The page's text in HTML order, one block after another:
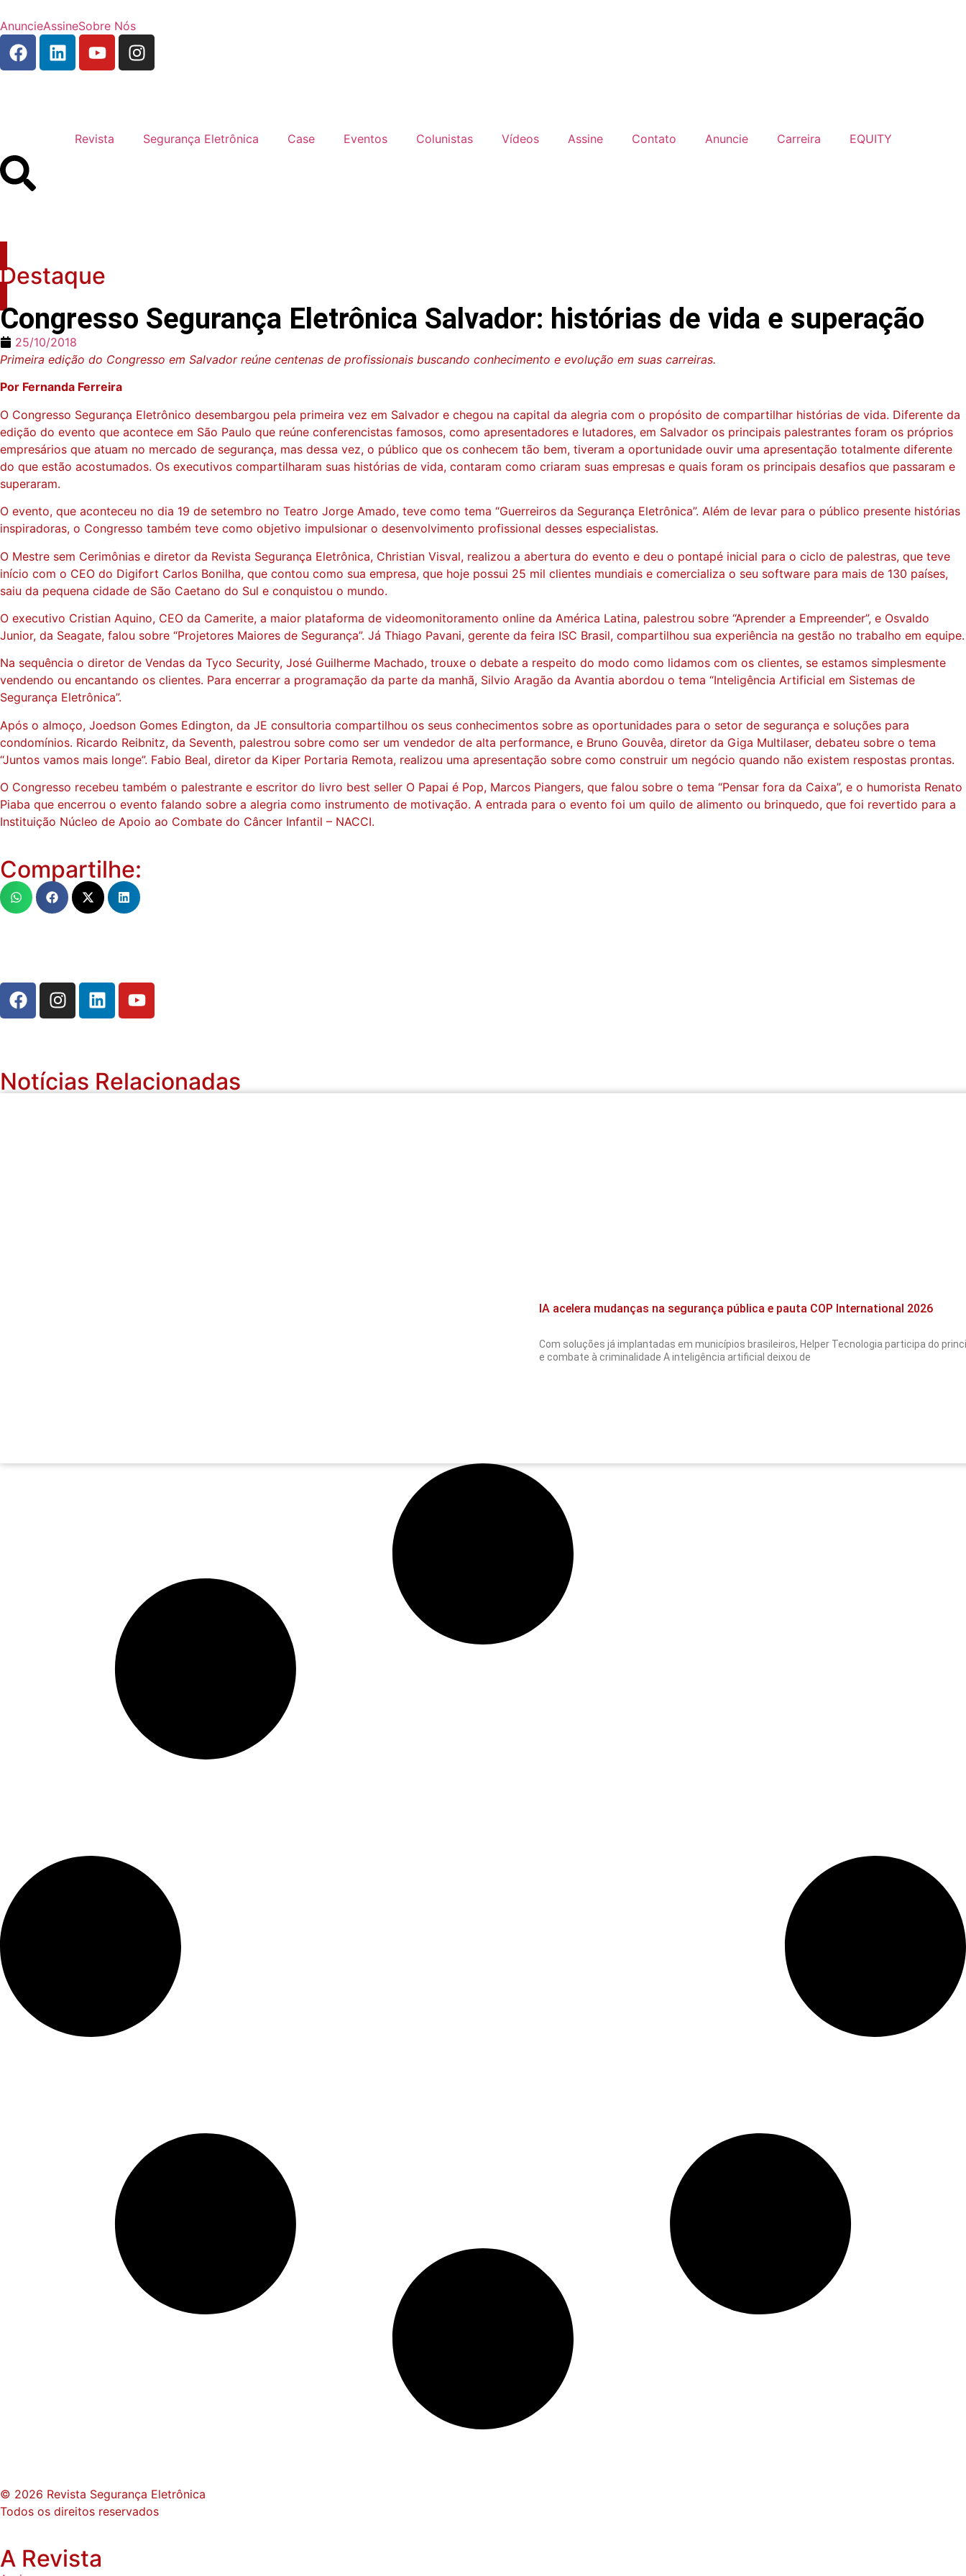
AnuncieAssineSobre Nós
Revista Segurança Eletrônica Case Eventos Colunistas Vídeos Assine Contato Anuncie Carreira EQUITY
Destaque
Congresso Segurança Eletrônica Salvador: histórias de vida e superação
25/10/2018
Primeira edição do Congresso em Salvador reúne centenas de profissionais buscando conhecimento e evolução em suas carreiras.
Por Fernanda Ferreira
O Congresso Segurança Eletrônico desembargou pela primeira vez em Salvador e chegou na capital da alegria com o propósito de compartilhar histórias de vida. Diferente da
edição do evento que acontece em São Paulo que reúne conferencistas famosos, como apresentadores e lutadores, em Salvador os principais palestrantes foram os próprios
empresários que atuam no mercado de segurança, mas dessa vez, o público que os conhecem tão bem, tiveram a oportunidade ouvir uma apresentação totalmente diferente
do que estão acostumados. Os executivos compartilharam suas histórias de vida, contaram como criaram suas empresas e quais foram os principais desafios que passaram e
superaram.
O evento, que aconteceu no dia 19 de setembro no Teatro Jorge Amado, teve como tema “Guerreiros da Segurança Eletrônica”. Além de levar para o público presente histórias
inspiradoras, o Congresso também teve como objetivo impulsionar o desenvolvimento profissional desses especialistas.
O Mestre sem Cerimônias e diretor da Revista Segurança Eletrônica, Christian Visval, realizou a abertura do evento e deu o pontapé inicial para o ciclo de palestras, que teve
início com o CEO do Digifort Carlos Bonilha, que contou como sua empresa, que hoje possui 25 mil clientes mundiais e comercializa o seu software para mais de 130 países,
saiu da pequena cidade de São Caetano do Sul e conquistou o mundo.
O executivo Cristian Aquino, CEO da Camerite, a maior plataforma de videomonitoramento online da América Latina, palestrou sobre “Aprender a Empreender”, e Osvaldo
Junior, da Seagate, falou sobre “Projetores Maiores de Segurança”. Já Thiago Pavani, gerente da feira ISC Brasil, compartilhou sua experiência na gestão no trabalho em equipe.
Na sequência o diretor de Vendas da Tyco Security, José Guilherme Machado, trouxe o debate a respeito do modo como lidamos com os clientes, se estamos simplesmente
vendendo ou encantando os clientes. Para encerrar a programação da parte da manhã, Silvio Aragão da Avantia abordou o tema “Inteligência Artificial em Sistemas de
Segurança Eletrônica”.
Após o almoço, Joedson Gomes Edington, da JE consultoria compartilhou os seus conhecimentos sobre as oportunidades para o setor de segurança e soluções para
condomínios. Ricardo Reibnitz, da Seventh, palestrou sobre como ser um vendedor de alta performance, e Bruno Gouvêa, diretor da Giga Multilaser, debateu sobre o tema
“Juntos vamos mais longe”. Fabio Beal, diretor da Kiper Portaria Remota, realizou uma apresentação sobre como construir um negócio quando não existem respostas prontas.
O Congresso recebeu também o palestrante e escritor do livro best seller O Papai é Pop, Marcos Piangers, que falou sobre o tema “Pensar fora da Caixa”, e o humorista Renato
Piaba que encerrou o evento falando sobre a alegria como instrumento de motivação. A entrada para o evento foi um quilo de alimento ou brinquedo, que foi revertido para a
Instituição Núcleo de Apoio ao Combate do Câncer Infantil – NACCI.
Compartilhe:
Notícias Relacionadas
IA acelera mudanças na segurança pública e pauta COP International 2026
Com soluções já implantadas em municípios brasileiros, Helper Tecnologia participa do
e combate à criminalidade A inteligência artificial deixou de
© 2026 Revista Segurança Eletrônica
Todos os direitos reservados
A Revista